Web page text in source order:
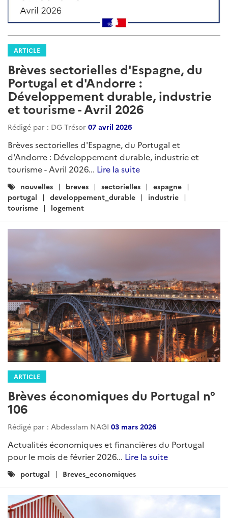
ARTICLE
Brèves sectorielles d'Espagne, du
Portugal et d'Andorre :
Développement durable, industrie
et tourisme - Avril 2026
Rédigé par : DG Trésor 07 avril 2026
Brèves sectorielles d'Espagne, du Portugal et
d'Andorre : Développement durable, industrie et
tourisme - Avril 2026... Lire la suite
Catégories
:
nouvelles breves sectorielles
espagne
portugal
developpement_durable
industrie
tourisme
logement
ARTICLE
Brèves économiques du Portugal n°
106
Rédigé par : Abdesslam NAGI 03 mars 2026
Actualités économiques et financières du Portugal
pour le mois de février 2026... Lire la suite
Catégories
portugal Breves_economiques